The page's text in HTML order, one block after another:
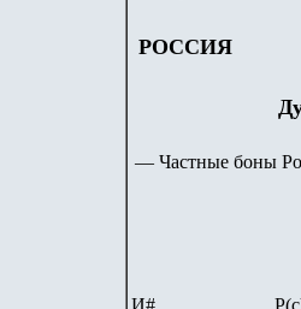
РОССИЯ
— Частные боны
И#